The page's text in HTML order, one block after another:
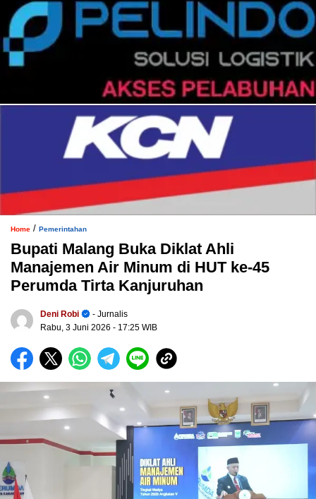
Home / Pemerintahan
Bupati Malang Buka Diklat Ahli
Manajemen Air Minum di HUT ke-45
Perumda Tirta Kanjuruhan
Deni Robi
- Jurnalis
Rabu, 3 Juni 2026 - 17:25 WIB